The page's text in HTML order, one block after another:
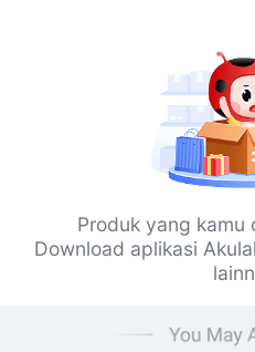
Produk yang kamu
Download aplikasi